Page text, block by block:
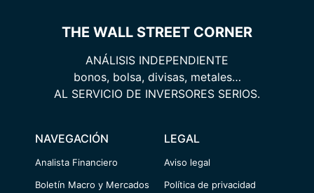
THE WALL STREET CORNER
ANÁLISIS INDEPENDIENTE
bonos, bolsa, divisas, metales…
AL SERVICIO DE INVERSORES SERIOS.
NAVEGACIÓN
Analista Financiero
Boletín Macro y Mercados
LEGAL
Aviso legal
Política de privacidad